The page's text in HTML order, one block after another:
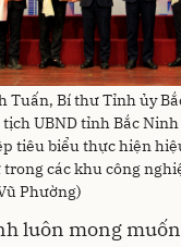
Tuấn, Bí thư Tỉnh ủy
UBND tỉnh Bắc
tiêu biểu thực hiện
các khu công
Phường)
luôn mong